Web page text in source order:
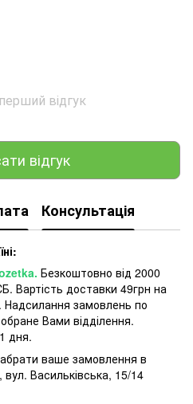
відгук
відгук
Консультація
Безкоштовно від 2000
Вартість доставки 49грн на
замовлень по
Вами відділення.
дня.
ваше замовлення в
Васильківська, 15/14